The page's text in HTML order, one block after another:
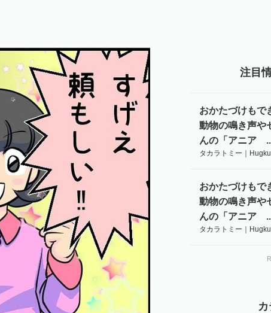
注目
おかたづけもで
動物の鳴き声や
んの「アニア
タカラトミー｜
おかたづけもで
動物の鳴き声や
んの「アニア
タカラトミー｜
カ